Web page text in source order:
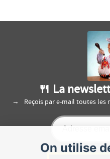
On utilise
🍴 La
Reçois par e-mail toutes les